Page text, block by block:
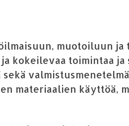
muotoiluun ja
kokeilevaa toimintaa
materiaalien käyttöä,